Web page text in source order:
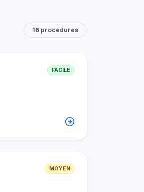
16 procédures
FACILE
MOYEN